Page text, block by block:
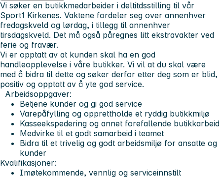
Vi søker en butikkmedarbeider i deltitdsstilling til vår
Sport1 Kirkenes. Vaktene fordeler seg over annenhver
fredagskveld og lørdag, i tillegg til annenhver
tirsdagskveld. Det må også påregnes litt ekstravakter ved
ferie og fravær.
Vi er opptatt av at kunden skal ha en god
handleopplevelse i våre butikker. Vi vil at du skal være
med å bidra til dette og søker derfor etter deg som er blid,
positiv og opptatt av å yte god service.
Arbeidsoppgaver:
Betjene kunder og gi god service
Varepåfylling og opprettholde et ryddig butikkmiljø
Kasseekspedering og annet forefallende butikkarbeid
Medvirke til et godt samarbeid i teamet
Bidra til et trivelig og godt arbeidsmiljø for ansatte og
kunder
Kvalifikasjoner:
Imøtekommende, vennlig og serviceinnstilt